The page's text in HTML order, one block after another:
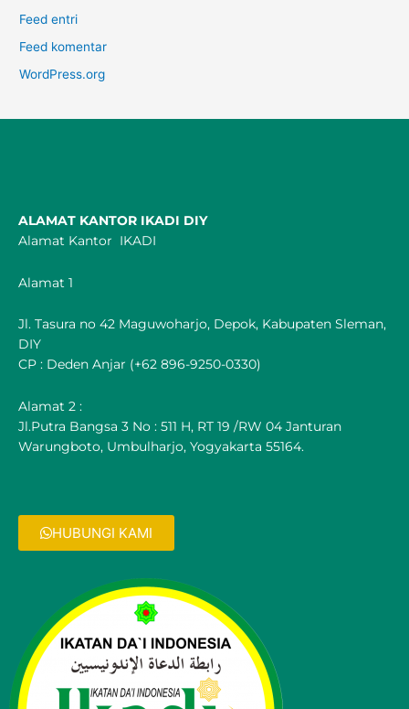
Feed entri
Feed komentar
WordPress.org
ALAMAT KANTOR IKADI DIY
Alamat Kantor IKADI
Alamat 1
Jl. Tasura no 42 Maguwoharjo, Depok, Kabupaten Sleman,
DIY
CP : Deden Anjar (+62 896-9250-0330)
Alamat 2 :
Jl.Putra Bangsa 3 No : 511 H, RT 19 /RW 04 Janturan
Warungboto, Umbulharjo, Yogyakarta 55164.
HUBUNGI KAMI